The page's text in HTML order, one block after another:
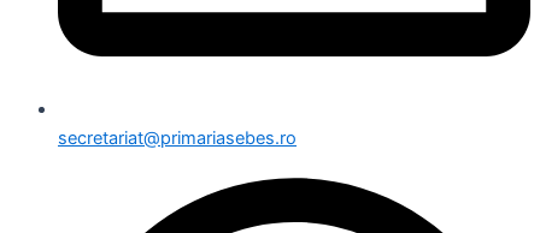
secretariat@primariasebes.ro